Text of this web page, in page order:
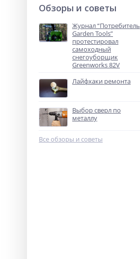
Обзоры и советы
Журнал “Потребитель
Garden Tools”
протестировал
самоходный
снегоуборщик
Greenworks 82V
Лайфхаки ремонта
Выбор сверл по
металлу
Все обзоры и советы